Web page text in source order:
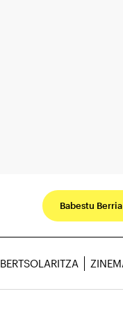
Babestu Berria
BERTSOLARITZA